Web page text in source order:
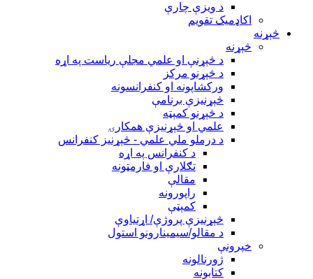
د ویزې چارې
اکاډميک تقويم
څېړنه
څېړنه
د څېړنې او علمي مجلې رياست په اړه
د څېړنو مرکز
ورکشاپونه او کنفرانسونه
څېړنيزې برنامې
د څېړنو کمېټه
علمي او څېړنيزې همکارۍ
د درملو ملي علمي - څېړنيز کنفرانس
د کنفرانس په اړه
تګلارې او فارمټونه
مقالې
راپورونه
کمېټې
څېړنيزې پروژې/ اړتياوې
د مقالو/سیمینارونو استول
خپرونې
ژورنالونه
کتابونه